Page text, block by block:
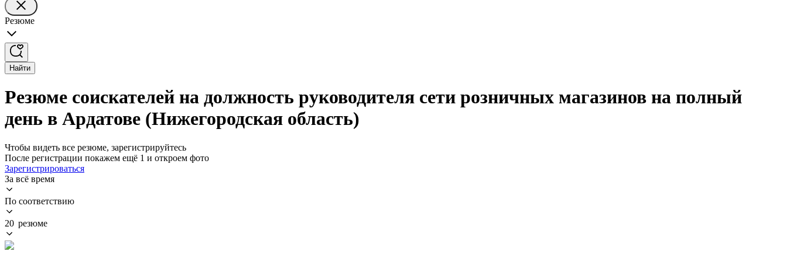
Резюме
Найти
Резюме соискателей на должность руководителя сети розничных магазинов на полный
день в Ардатове (Нижегородская область)
Чтобы видеть все резюме, зарегистрируйтесь
После регистрации покажем ещё 1 и откроем фото
Зарегистрироваться
За всё время
По соответствию
20 резюме